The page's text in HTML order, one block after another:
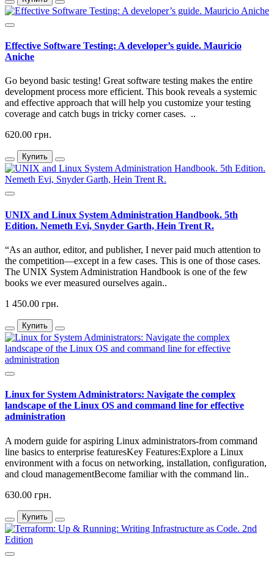
Effective Software Testing: A developer’s guide. Mauricio
Aniche
Go beyond basic testing! Great software testing makes the entire
development process more efficient. This book reveals a systemic
and effective approach that will help you customize your testing
coverage and catch bugs in tricky corner cases. ..
620.00 грн.
Купить
UNIX and Linux System Administration Handbook. 5th
Edition. Nemeth Evi, Snyder Garth, Hein Trent R.
“As an author, editor, and publisher, I never paid much attention to
the competition—except in a few cases. This is one of those cases.
The UNIX System Administration Handbook is one of the few
books we ever measured ourselves again..
1 450.00 грн.
Купить
Linux for System Administrators: Navigate the complex
landscape of the Linux OS and command line for effective
administration
A modern guide for aspiring Linux administrators-from command
line basics to enterprise featuresKey Features:Explore a Linux
environment with a focus on networking, installation, configuration,
and cloud managementBecome familiar with the command lin..
630.00 грн.
Купить